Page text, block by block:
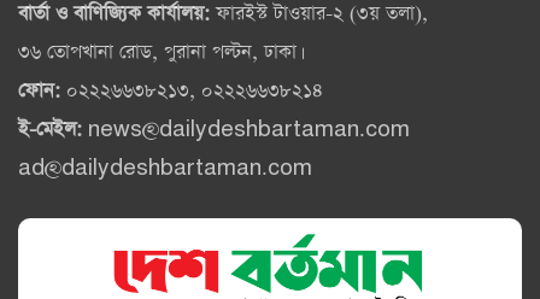
বার্তা ও বাণিজ্যিক কার্যালয়:ফারইস্ট টাওয়ার-২ (৩য় তলা),
৩৬ তোপখানা রোড, পুরানা পল্টন, ঢাকা।
ফোন: ০২২২৬৬৩৮২১৩, ০২২২৬৬৩৮২১৪
ই-মেইল: news@dailydeshbartaman.com
ad@dailydeshbartaman.com